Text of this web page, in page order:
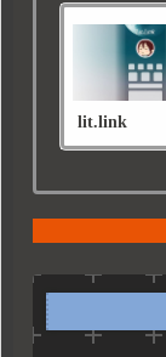
lit.link